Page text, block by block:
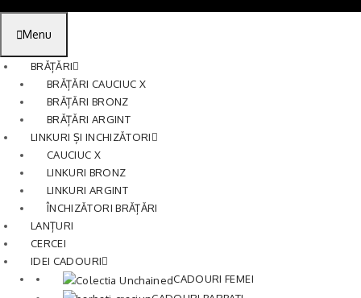
Menu
BRĂȚĂRI
BRĂȚĂRI CAUCIUC X
BRĂȚĂRI BRONZ
BRĂȚĂRI ARGINT
LINKURI ȘI INCHIZĂTORI
CAUCIUC X
LINKURI BRONZ
LINKURI ARGINT
ÎNCHIZĂTORI BRĂȚĂRI
LANȚURI
CERCEI
IDEI CADOURI
CADOURI FEMEI